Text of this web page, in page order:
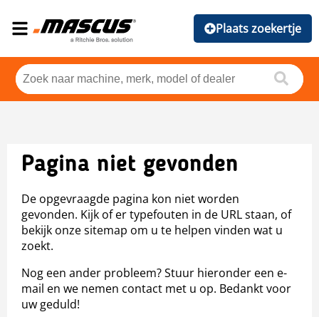
Plaats zoekertje
Pagina niet gevonden
De opgevraagde pagina kon niet worden
gevonden. Kijk of er typefouten in de URL staan, of
bekijk onze sitemap om u te helpen vinden wat u
zoekt.
Nog een ander probleem? Stuur hieronder een e-
mail en we nemen contact met u op. Bedankt voor
uw geduld!